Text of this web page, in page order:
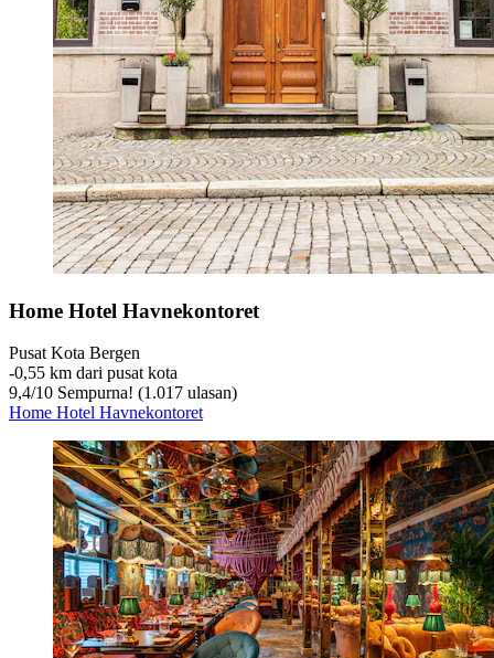
Home Hotel Havnekontoret
Pusat Kota Bergen
‐0,55 km dari pusat kota
9,4/10 Sempurna! (1.017 ulasan)
Home Hotel Havnekontoret